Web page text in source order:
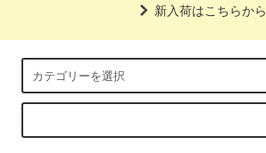
新入荷はこちらから